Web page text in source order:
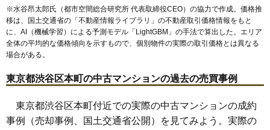
マンションナビで
無料一括査定をする
※水谷昂太郎氏（都市空間総合研究所 代表取締役CEO）の協力で作成。価格推
移は、国土交通省の「 不動産情報ライブラリ 」の不動産取引価格情報をもと
に、AI（機械学習）による予測モデル「LightGBM」の手法で算出した。エリア
全体の平均的な価格傾向を示すもので、個別物件の実際の取引価格とは異なる
場合がある。
東京都渋谷区本町の中古マンションの過去の売買事例
東京都渋谷区本町付近での実際の中古マンションの成約
事例（売却事例、国土交通省公開）を見てみよう。実際の